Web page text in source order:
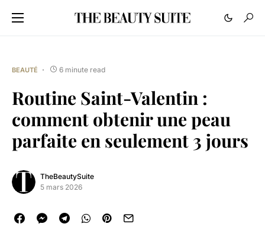
BEAUTÉ 6 minute read
Routine Saint-Valentin :
comment obtenir une peau
parfaite en seulement 3 jours
TheBeautySuite
5 mars 2026